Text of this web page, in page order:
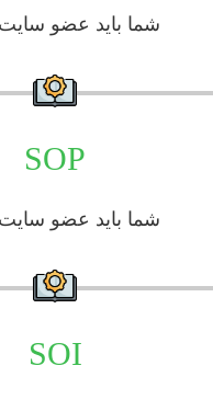
شما باید عضو
SOP
شما باید عضو
SOI